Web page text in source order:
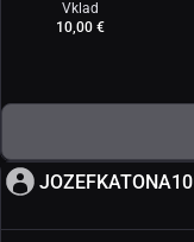
Vklad
10,00 €
JOZEFKATONA10